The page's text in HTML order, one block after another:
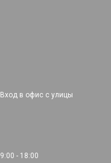
в офис с улицы
- 18:00